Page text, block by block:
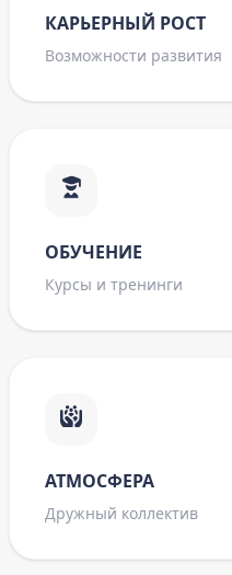
КАРЬЕРНЫЙ РОСТ
Возможности развития
ОБУЧЕНИЕ
Курсы и тренинги
АТМОСФЕРА
Дружный коллектив